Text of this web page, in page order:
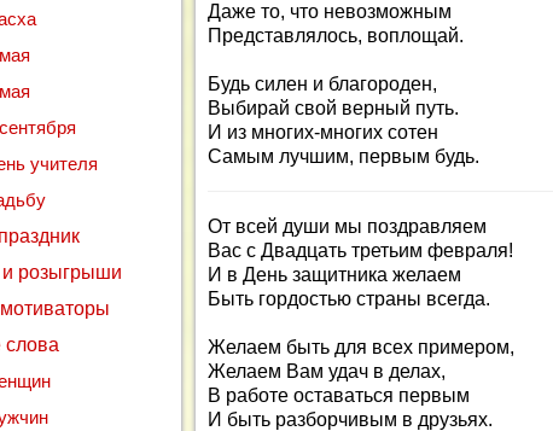
учителя
и розыгрыши
Даже то, что невозможным
Представлялось, воплощай.
Будь силен и благороден,
Выбирай свой верный путь.
И из многих-многих сотен
Самым лучшим, первым будь.
От всей души мы поздравляем
Вас с Двадцать третьим февраля!
И в День защитника желаем
Быть гордостью страны всегда.
Желаем быть для всех примером,
Желаем Вам удач в делах,
В работе оставаться первым
И быть разборчивым в друзьях.